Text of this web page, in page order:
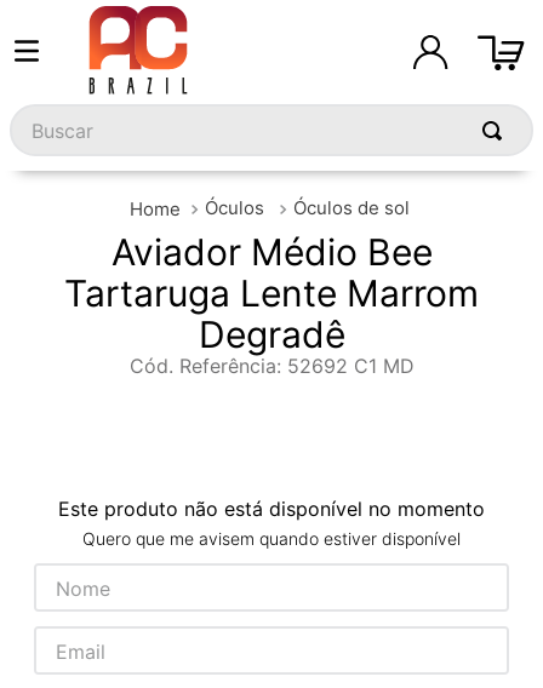
Buscar
Óculos Óculos de sol
Aviador Médio Bee
Tartaruga Lente Marrom
Degradê
Cód. Referência: 52692 C1 MD
Este produto não está disponível no momento
Quero que me avisem quando estiver disponível